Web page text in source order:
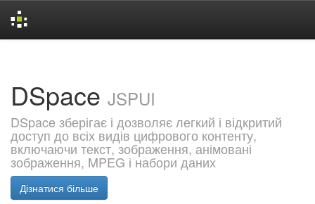
DSpace JSPUI
DSpace зберігає і дозволяє легкий і відкритий
доступ до всіх видів цифрового контенту,
включаючи текст, зображення, анімовані
зображення, MPEG і набори даних
Дізнатися більше